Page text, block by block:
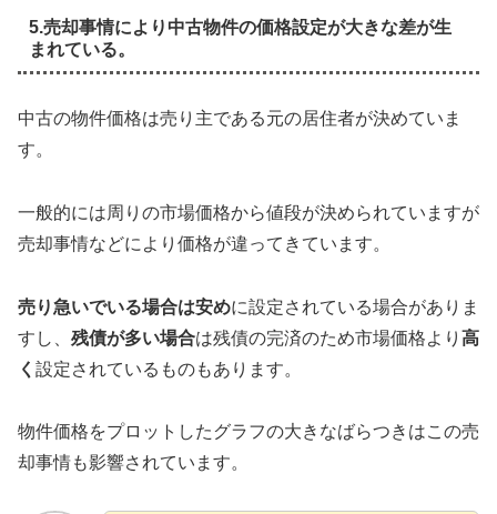
5.売却事情により中古物件の価格設定が大きな差が生
まれている。
中古の物件価格は売り主である元の居住者が決めていま
す。
一般的には周りの市場価格から値段が決められていますが
売却事情などにより価格が違ってきています。
売り急いでいる場合は安めに設定されている場合がありま
すし、 残債が多い場合は残債の完済のため市場価格より 高
く 設定されているものもあります。
物件価格をプロットしたグラフの大きなばらつきはこの売
却事情も影響されています。